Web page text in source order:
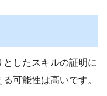
したスキルの証明に
可能性は高いです。